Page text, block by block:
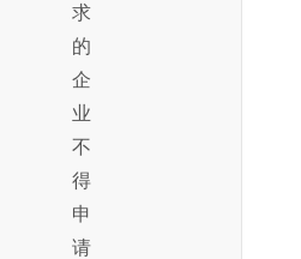
求
的
企
业
不
得
申
请